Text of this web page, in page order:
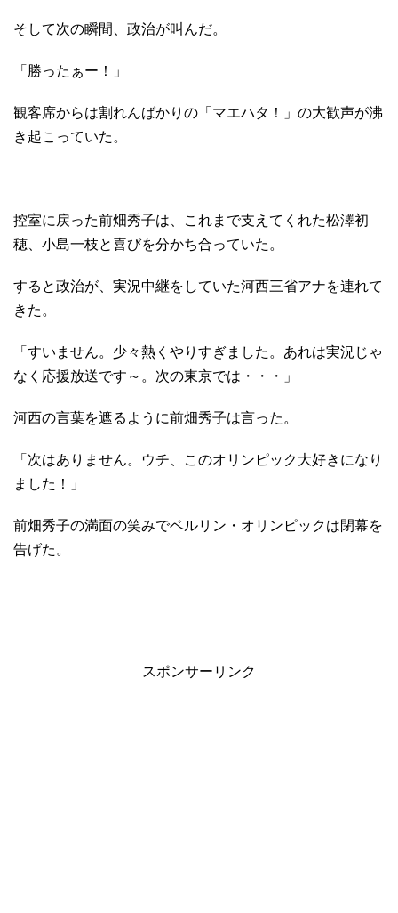
そして次の瞬間、政治が叫んだ。
「勝ったぁー！」
観客席からは割れんばかりの「マエハタ！」の大歓声が沸
き起こっていた。
控室に戻った前畑秀子は、これまで支えてくれた松澤初
穂、小島一枝と喜びを分かち合っていた。
すると政治が、実況中継をしていた河西三省アナを連れて
きた。
「すいません。少々熱くやりすぎました。あれは実況じゃ
なく応援放送です～。次の東京では・・・」
河西の言葉を遮るように前畑秀子は言った。
「次はありません。ウチ、このオリンピック大好きになり
ました！」
前畑秀子の満面の笑みでベルリン・オリンピックは閉幕を
告げた。
スポンサーリンク